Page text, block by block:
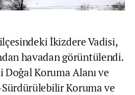
İkizdere Vadisi,
havadan görüntülendi.
Koruma Alanı ve
Sürdürülebilir Koruma ve